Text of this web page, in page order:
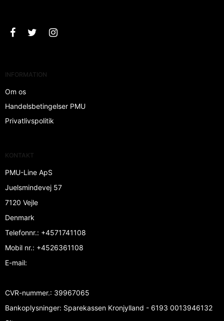
INFORMATION
Om os
Handelsbetingelser PMU
Privatlivspolitik
KONTAKT
PMU-Line ApS
Juelsmindevej 57
7120 Vejle
Denmark
Telefonnr.: +4571741108
Mobil nr.: +4526361108
E-mail:
CVR-nummer.: 39967065
Bankoplysninger: Sparekassen Kronjylland - 6193 0013946132